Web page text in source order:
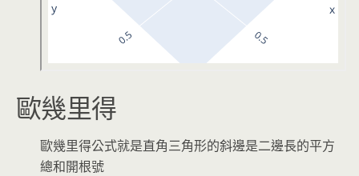
歐幾里得
歐幾里得公式就是直角三角形的斜邊是二邊長的平方
總和開根號